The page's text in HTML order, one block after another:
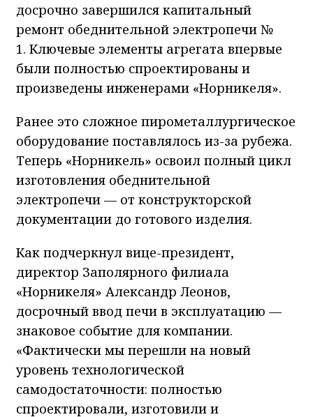
досрочно завершился капитальный
ремонт обеднительной электропечи №
1. Ключевые элементы агрегата впервые
были полностью спроектированы и
произведены инженерами «Норникеля».
Ранее это сложное пирометаллургическое
оборудование поставлялось из-за рубежа.
Теперь «Норникель» освоил полный цикл
изготовления обеднительной
электропечи — от конструкторской
документации до готового изделия.
Как подчеркнул вице-президент,
директор Заполярного филиала
«Норникеля» Александр Леонов,
досрочный ввод печи в эксплуатацию —
знаковое событие для компании.
«Фактически мы перешли на новый
уровень технологической
самодостаточности: полностью
спроектировали, изготовили и